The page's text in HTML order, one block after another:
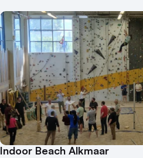
Indoor Beach Alkmaar